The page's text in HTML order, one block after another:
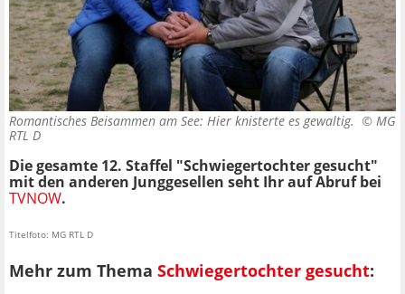
Romantisches Beisammen am See: Hier knisterte es gewaltig. © MG
RTL D
Die gesamte 12. Staffel "Schwiegertochter gesucht"
mit den anderen Junggesellen seht Ihr auf Abruf bei
TVNOW.
Titelfoto: MG RTL D
Mehr zum Thema Schwiegertochter gesucht: